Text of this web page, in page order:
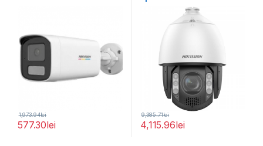
577.30lei
1,973.94lei
4MP Hikvision
4,115.96lei
9,385.71lei